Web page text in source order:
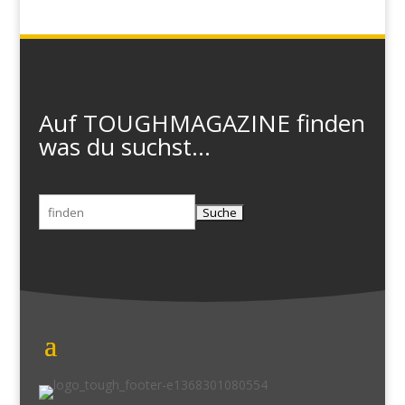
Auf TOUGHMAGAZINE finden
was du suchst...
Suchen
nach: